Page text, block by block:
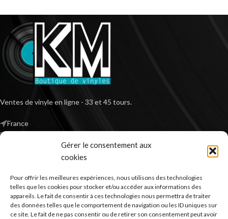
Gérer le consentement aux
cookies
Pour offrir les meilleures expériences, nous utilisons des technologies
telles que les cookies pour stocker et/ou accéder aux informations des
appareils. Le fait de consentir à ces technologies nous permettra de traiter
des données telles que le comportement de navigation ou les ID uniques sur
ce site. Le fait de ne pas consentir ou de retirer son consentement peut avoir
Ventes de vinyle en ligne - 33 et 45 tours.
France
*TVA non applicable – article 293 B du CGI